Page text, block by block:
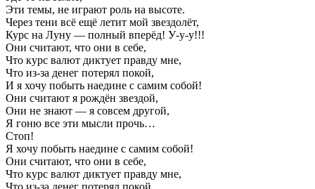
Эти темы, не играют роль на высоте.
Через тени всё ещё летит мой звездолёт,
Курс на Луну — полный вперёд! У-у-у!!!
Они считают, что они в себе,
Что курс валют диктует правду мне,
Что из-за денег потерял покой,
И я хочу побыть наедине с самим собой!
Они считают я рождён звездой,
Они не знают — я совсем другой,
Я гоню все эти мысли прочь…
Стоп!
Я хочу побыть наедине с самим собой!
Они считают, что они в себе,
Что курс валют диктует правду мне,
Что из-за денег потерял покой,